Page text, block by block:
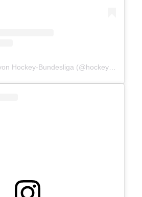
Ein Beitrag geteilt von Hockey-Bundesliga (@hockey_bundesliga)